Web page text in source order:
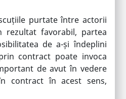
purtate între actorii
rezultat favorabil, partea
de a-și îndeplini
contract poate invoca
de avut în vedere
contract în acest sens,